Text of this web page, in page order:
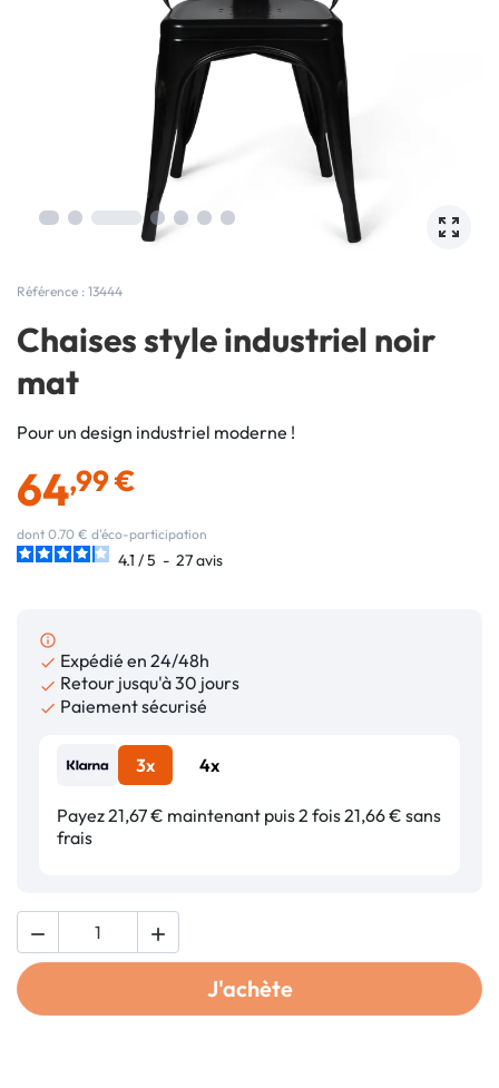
Référence : 13444
Chaises style industriel noir
mat
Pour un design industriel moderne !
64,99 €
dont 0.70 € d'éco-participation
4.1 /5 - 27avis
info_outline
 Expédié en 24/48h
 Retour jusqu'à 30 jours
 Paiement sécurisé
3x 4x
Payez 21,67 € maintenant puis 2 fois 21,66 € sans
frais
 
J'achète